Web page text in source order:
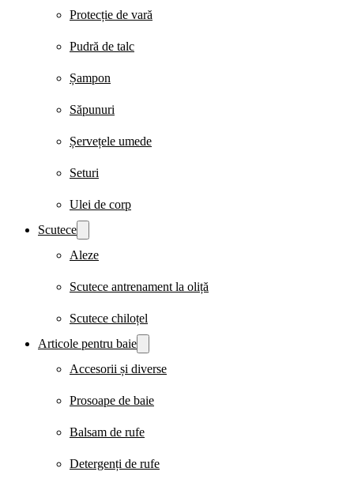
Protecție de vară
Pudră de talc
Șampon
Săpunuri
Șervețele umede
Seturi
Ulei de corp
Scutece
Aleze
Scutece antrenament la oliță
Scutece chiloțel
Articole pentru baie
Accesorii și diverse
Prosoape de baie
Balsam de rufe
Detergenți de rufe